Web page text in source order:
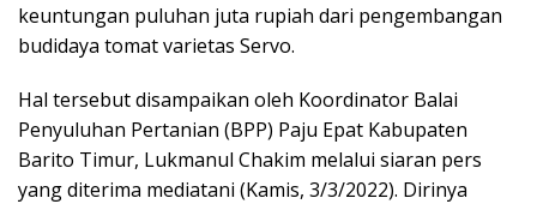
keuntungan puluhan juta rupiah dari pengembangan
budidaya tomat varietas Servo.
Hal tersebut disampaikan oleh Koordinator Balai
Penyuluhan Pertanian (BPP) Paju Epat Kabupaten
Barito Timur, Lukmanul Chakim melalui siaran pers
yang diterima mediatani (Kamis, 3/3/2022). Dirinya